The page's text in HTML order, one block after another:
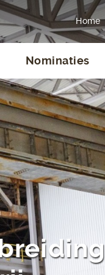
Nominaties
Home